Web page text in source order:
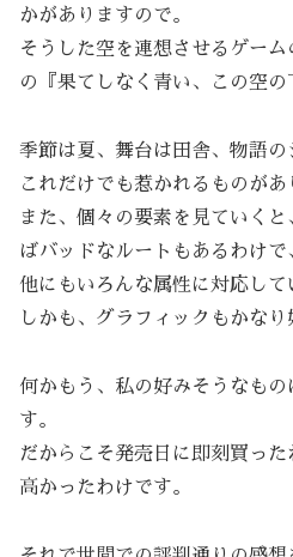
かがありますので。
そうした空を連想させるゲー
の『果てしなく青い、この空の
季節は夏、舞台は田舎、物語の
これだけでも惹かれるものがあ
また、個々の要素を見ていく
ばバッドなルートもあるわけ
他にもいろんな属性に対応して
しかも、グラフィックもかなり
何かもう、私の好みそうなも
す。
だからこそ発売日に即刻買っ
高かったわけです。